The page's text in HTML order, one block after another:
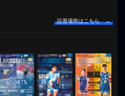
設置場所はこちら →